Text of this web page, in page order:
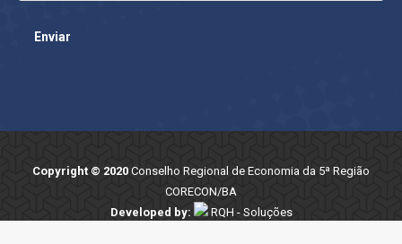
Enviar
Copyright © 2020 Conselho Regional de Economia da 5ª Região
CORECON/BA
Developed by:
RQH - Soluções